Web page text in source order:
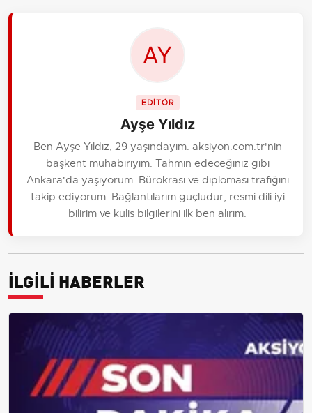
EDİTÖR
Ayşe Yıldız
Ben Ayşe Yıldız, 29 yaşındayım. aksiyon.com.tr'nin
başkent muhabiriyim. Tahmin edeceğiniz gibi
Ankara'da yaşıyorum. Bürokrasi ve diplomasi trafiğini
takip ediyorum. Bağlantılarım güçlüdür, resmi dili iyi
bilirim ve kulis bilgilerini ilk ben alırım.
İLGİLİ HABERLER